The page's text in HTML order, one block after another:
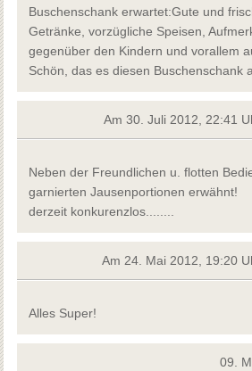
Buschenschank erwartet:Gute und
Getränke, vorzügliche Speisen,
gegenüber den Kindern und vorallem
Schön, das es diesen Buschenschank
Am 30. Juli 2012, 22:41
Neben der Freundlichen u. flotten
garnierten Jausenportionen erwähnt!
derzeit konkurenzlos........
Am 24. Mai 2012, 19:20
Alles Super!
09.